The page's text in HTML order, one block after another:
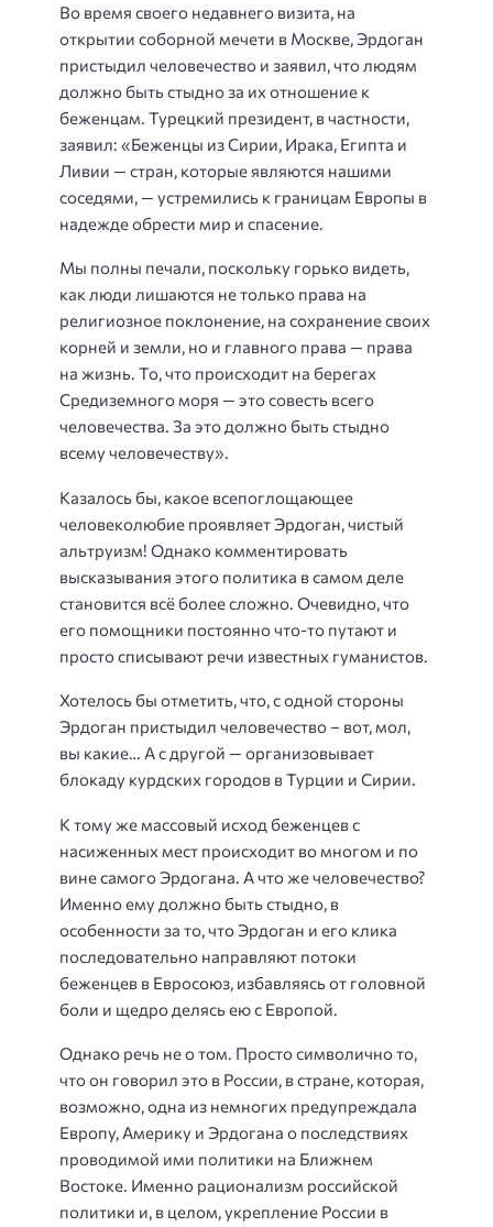
Во время своего недавнего визита, на
открытии соборной мечети в Москве, Эрдоган
пристыдил человечество и заявил, что людям
должно быть стыдно за их отношение к
беженцам. Турецкий президент, в частности,
заявил: «Беженцы из Сирии, Ирака, Египта и
Ливии — стран, которые являются нашими
соседями, — устремились к границам Европы в
надежде обрести мир и спасение.
Мы полны печали, поскольку горько видеть,
как люди лишаются не только права на
религиозное поклонение, на сохранение своих
корней и земли, но и главного права — права
на жизнь. То, что происходит на берегах
Средиземного моря — это совесть всего
человечества. За это должно быть стыдно
всему человечеству».
Казалось бы, какое всепоглощающее
человеколюбие проявляет Эрдоган, чистый
альтруизм! Однако комментировать
высказывания этого политика в самом деле
становится всё более сложно. Очевидно, что
его помощники постоянно что-то путают и
просто списывают речи известных гуманистов.
Хотелось бы отметить, что, с одной стороны
Эрдоган пристыдил человечество – вот, мол,
вы какие… А с другой — организовывает
блокаду курдских городов в Турции и Сирии.
К тому же массовый исход беженцев с
насиженных мест происходит во многом и по
вине самого Эрдогана. А что же человечество?
Именно ему должно быть стыдно, в
особенности за то, что Эрдоган и его клика
последовательно направляют потоки
беженцев в Евросоюз, избавляясь от головной
боли и щедро делясь ею с Европой.
Однако речь не о том. Просто символично то,
что он говорил это в России, в стране, которая,
возможно, одна из немногих предупреждала
Европу, Америку и Эрдогана о последствиях
проводимой ими политики на Ближнем
Востоке. Именно рационализм российской
политики и, в целом, укрепление России в